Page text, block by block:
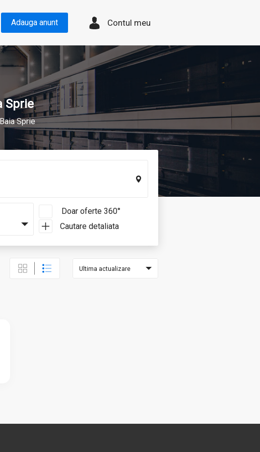
Adauga anunt Contul meu
Sprie
Baia Sprie
Doar oferte 360°
Cautare detaliata
Ultima actualizare